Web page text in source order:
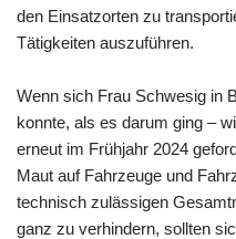
den Einsatzorten zu
Tätigkeiten auszuführen.
Wenn sich Frau Schwesig in
konnte, als es darum ging –
erneut im Frühjahr 2024
Maut auf Fahrzeuge und
technisch zulässigen
ganz zu verhindern, sollten